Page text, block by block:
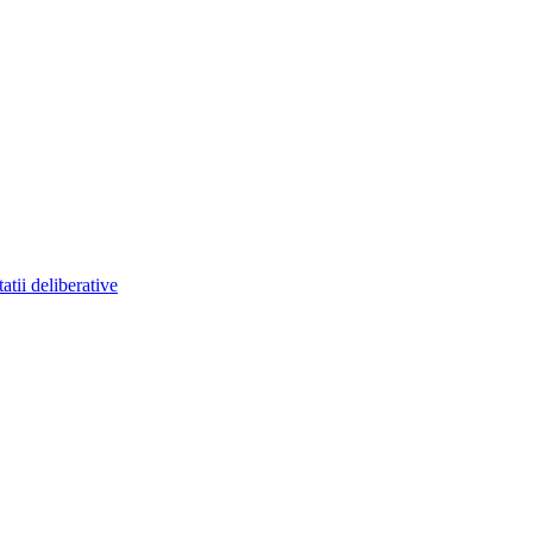
deliberative